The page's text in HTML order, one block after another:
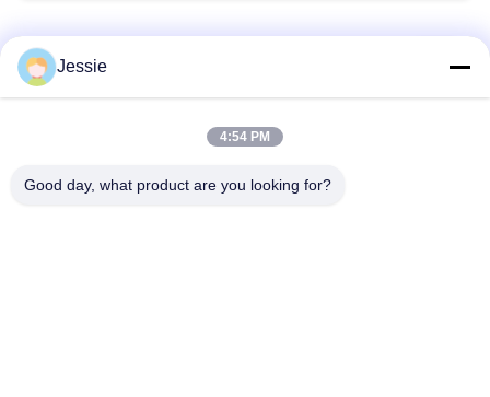
Catégories populaires
Matériel de carte de
Jessie
4:54 PM
Good day, what product are you looking for?